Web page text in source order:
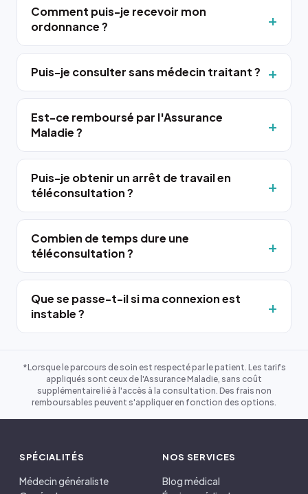
Comment puis-je recevoir mon
ordonnance ?
Puis-je consulter sans médecin traitant ?
Est-ce remboursé par l'Assurance
Maladie ?
Puis-je obtenir un arrêt de travail en
téléconsultation ?
Combien de temps dure une
téléconsultation ?
Que se passe-t-il si ma connexion est
instable ?
*Lorsque le parcours de soin est respecté par le patient. Les tarifs
appliqués sont ceux de l'Assurance Maladie, sans coût
supplémentaire lié à l'accès à la consultation. Des frais non
remboursables peuvent s'appliquer en fonction des options.
SPÉCIALITÉS
Médecin généraliste
NOS SERVICES
Blog médical